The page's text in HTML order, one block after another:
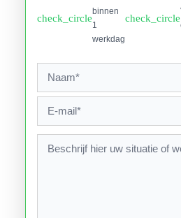
check_circle
binnen
1
werkdag
check_circle